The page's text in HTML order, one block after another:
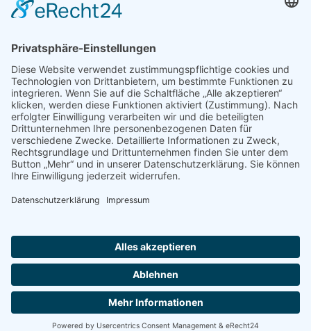
Herbstferien ein Mammutprogramm an:
Bremerhaven nach Ebstorf
Knights zum 1 Regio Absteiger nach Bremen, ehe der
sehr starke Aufsteiger aus Walldorf (Hamburg) am
27. Oktober in der Hohensee-Arena aufschlägt.
Heide Knights:Jonas Bebert (8 Punkte/ – Dreier),
Benjamin Bormann (2/-), Konrad Burda (16/4), Justin
Dennis (20/3), Frederik Homa (1/-), Daniel Klatt (1/-),
Justus Koch (7/1), Tjark Lademacher (6/2), Rouven
Lopez (12/4), Paul Packheiser (6/1) und Tim Skoeries
(4/-)
Impressum
Datenschutz
Gewinnspielbedingungen
Copyright © 2026 BG TRUE LIONS